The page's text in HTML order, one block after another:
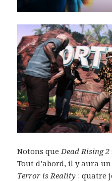
Notons que Dead Rising 2
Tout d’abord, il y aura
Terror is Reality : quatre